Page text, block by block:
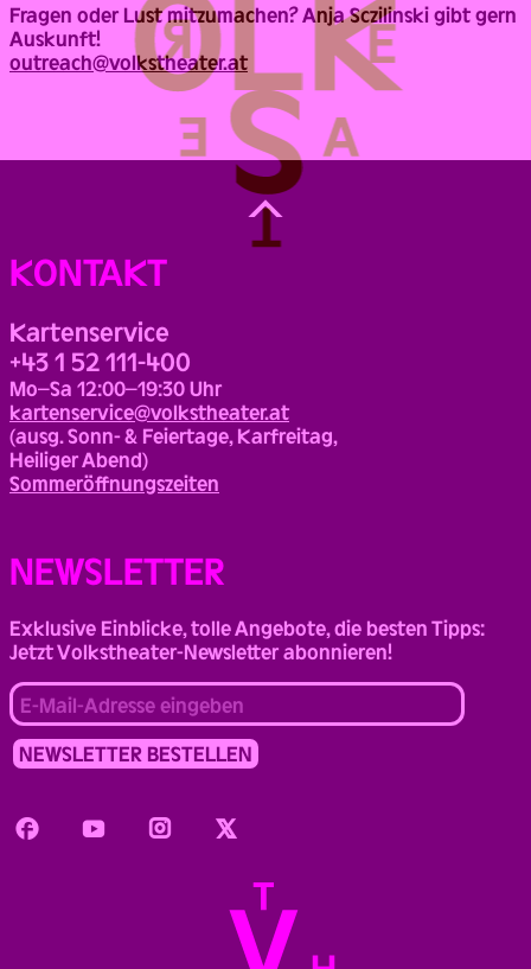
Fragen oder Lust mitzumachen? Anja Sczilinski gibt gern
Auskunft!
outreach@volkstheater.at
Back
to
Top
KONTAKT
Kartenservice
+43 1 52 111-400
Mo–Sa 12:00–19:30 Uhr
kartenservice@volkstheater.at
(ausg. Sonn- & Feiertage, Karfreitag,
Heiliger Abend)
Sommeröffnungszeiten
NEWSLETTER
Exklusive Einblicke, tolle Angebote, die besten Tipps:
Jetzt Volkstheater-Newsletter abonnieren!
FacebookYoutube InstagramTwitter